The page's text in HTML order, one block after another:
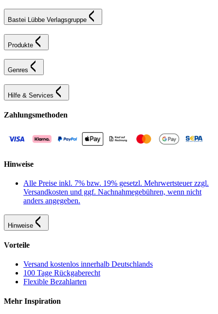
Bastei Lübbe Verlagsgruppe
Produkte
Genres
Hilfe & Services
Zahlungsmethoden
Hinweise
Alle Preise inkl. 7% bzw. 19% gesetzl. Mehrwertsteuer zzgl.
Versandkosten und ggf. Nachnahmegebühren, wenn nicht
anders angegeben.
Hinweise
Vorteile
Versand kostenlos innerhalb Deutschlands
100 Tage Rückgaberecht
Flexible Bezahlarten
Mehr Inspiration